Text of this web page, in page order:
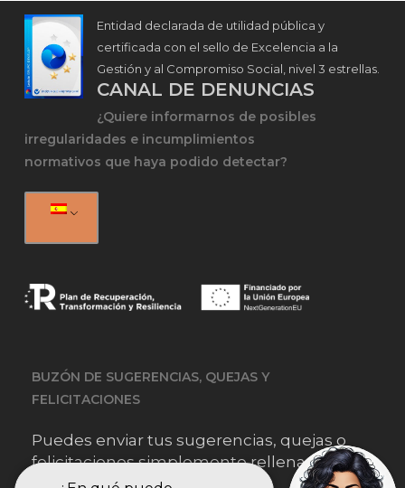
Entidad declarada de utilidad pública y
certificada con el sello de Excelencia a la
Gestión y al Compromiso Social, nivel 3 estrellas.
CANAL DE DENUNCIAS
¿Quiere informarnos de posibles
irregularidades e incumplimientos
normativos que haya podido detectar?
BUZÓN DE SUGERENCIAS, QUEJAS Y
FELICITACIONES
Puedes enviar tus sugerencias, quejas o
felicitaciones simplemente rellenando este
formulario.